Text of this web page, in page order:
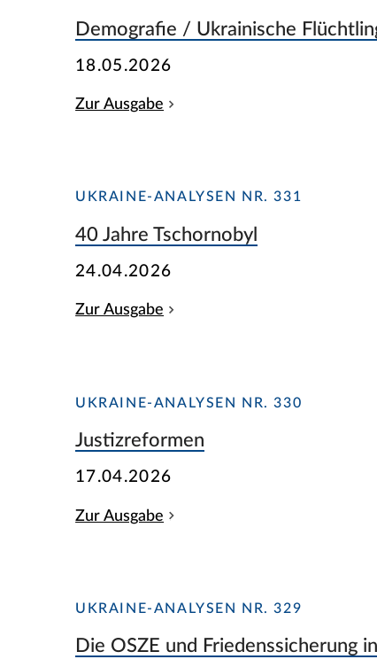
Demografie / Ukrainische
18.05.2026
Zur Ausgabe
UKRAINE-ANALYSEN NR. 331
40 Jahre Tschornobyl
24.04.2026
Zur Ausgabe
UKRAINE-ANALYSEN NR. 330
Justizreformen
17.04.2026
Zur Ausgabe
UKRAINE-ANALYSEN NR. 329
Die OSZE und Friedenssicherung